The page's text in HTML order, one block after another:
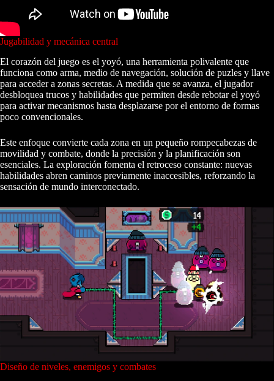
Jugabilidad y mecánica central
El corazón del juego es el yoyó, una herramienta polivalente que
funciona como arma, medio de navegación, solución de puzles y llave
para acceder a zonas secretas. A medida que se avanza, el jugador
desbloquea trucos y habilidades que permiten desde rebotar el yoyó
para activar mecanismos hasta desplazarse por el entorno de formas
poco convencionales.
Este enfoque convierte cada zona en un pequeño rompecabezas de
movilidad y combate, donde la precisión y la planificación son
esenciales. La exploración fomenta el retroceso constante: nuevas
habilidades abren caminos previamente inaccesibles, reforzando la
sensación de mundo interconectado.
Diseño de niveles, enemigos y combates